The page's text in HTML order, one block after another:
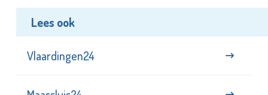
Lees ook
Vlaardingen24